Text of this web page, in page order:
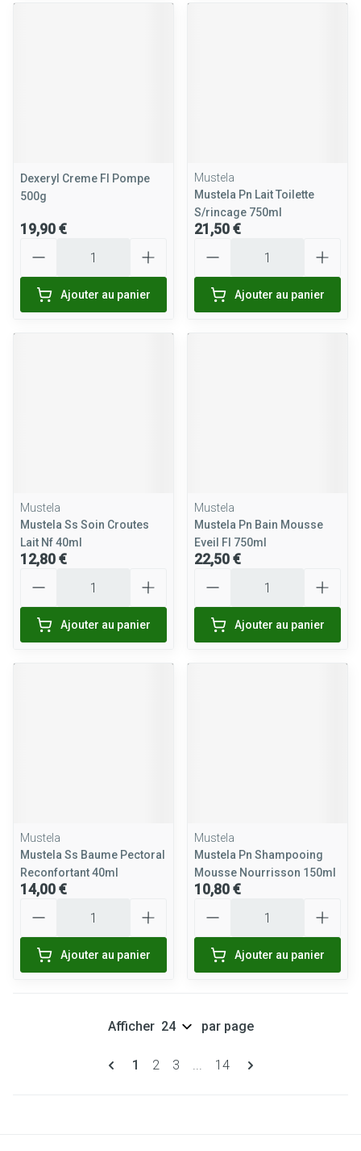
Dexeryl Creme Fl Pompe
500g
19,90 €
Ajouter au panier
Mustela
Mustela Pn Lait Toilette
S/rincage 750ml
21,50 €
Ajouter au panier
Mustela
Mustela Ss Soin Croutes
Lait Nf 40ml
12,80 €
Ajouter au panier
Mustela
Mustela Pn Bain Mousse
Eveil Fl 750ml
22,50 €
Ajouter au panier
Mustela
Mustela Ss Baume Pectoral
Reconfortant 40ml
14,00 €
Ajouter au panier
Mustela
Mustela Pn Shampooing
Mousse Nourrisson 150ml
10,80 €
Ajouter au panier
Pages
Vous lisez actuellement la page
1 Page
2 Page
3 ... Page
14
Afficher par page